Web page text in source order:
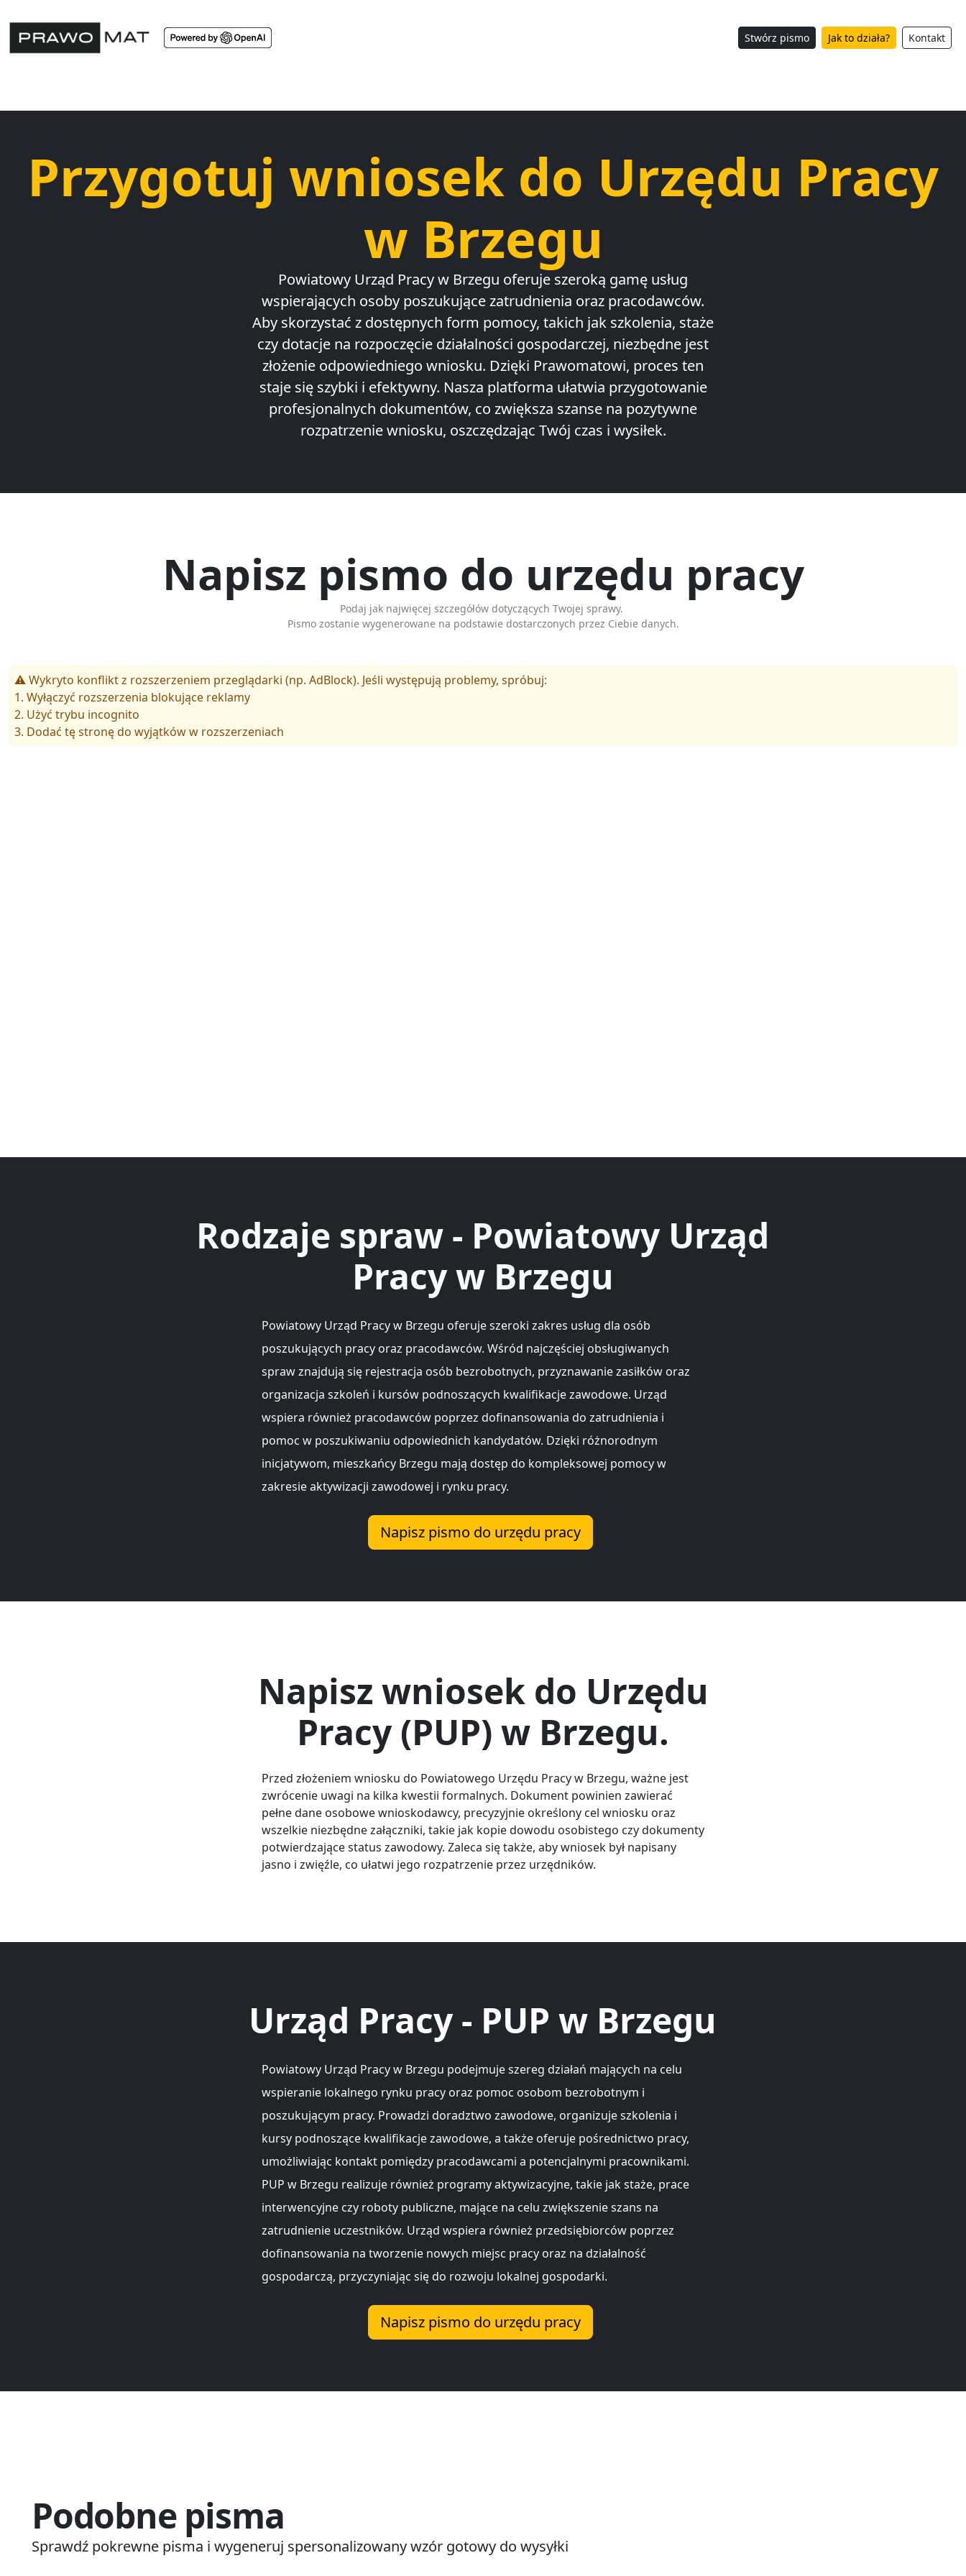
Stwórz pismo Jak to działa? Kontakt
Przygotuj wniosek do Urzędu Pracy
w Brzegu
Powiatowy Urząd Pracy w Brzegu oferuje szeroką gamę usług
wspierających osoby poszukujące zatrudnienia oraz pracodawców.
Aby skorzystać z dostępnych form pomocy, takich jak szkolenia, staże
czy dotacje na rozpoczęcie działalności gospodarczej, niezbędne jest
złożenie odpowiedniego wniosku. Dzięki Prawomatowi, proces ten
staje się szybki i efektywny. Nasza platforma ułatwia przygotowanie
profesjonalnych dokumentów, co zwiększa szanse na pozytywne
rozpatrzenie wniosku, oszczędzając Twój czas i wysiłek.
Napisz pismo do urzędu pracy
Podaj jak najwięcej szczegółów dotyczących Twojej sprawy.
Pismo zostanie wygenerowane na podstawie dostarczonych przez Ciebie danych.
⚠️ Wykryto konflikt z rozszerzeniem przeglądarki (np. AdBlock). Jeśli występują problemy, spróbuj:
1. Wyłączyć rozszerzenia blokujące reklamy
2. Użyć trybu incognito
3. Dodać tę stronę do wyjątków w rozszerzeniach
Rodzaje spraw - Powiatowy Urząd
Pracy w Brzegu
Powiatowy Urząd Pracy w Brzegu oferuje szeroki zakres usług dla osób
poszukujących pracy oraz pracodawców. Wśród najczęściej obsługiwanych
spraw znajdują się rejestracja osób bezrobotnych, przyznawanie zasiłków oraz
organizacja szkoleń i kursów podnoszących kwalifikacje zawodowe. Urząd
wspiera również pracodawców poprzez dofinansowania do zatrudnienia i
pomoc w poszukiwaniu odpowiednich kandydatów. Dzięki różnorodnym
inicjatywom, mieszkańcy Brzegu mają dostęp do kompleksowej pomocy w
zakresie aktywizacji zawodowej i rynku pracy.
Napisz pismo do urzędu pracy
Napisz wniosek do Urzędu
Pracy (PUP) w Brzegu.
Przed złożeniem wniosku do Powiatowego Urzędu Pracy w Brzegu, ważne jest
zwrócenie uwagi na kilka kwestii formalnych. Dokument powinien zawierać
pełne dane osobowe wnioskodawcy, precyzyjnie określony cel wniosku oraz
wszelkie niezbędne załączniki, takie jak kopie dowodu osobistego czy dokumenty
potwierdzające status zawodowy. Zaleca się także, aby wniosek był napisany
jasno i zwięźle, co ułatwi jego rozpatrzenie przez urzędników.
Urząd Pracy - PUP w Brzegu
Powiatowy Urząd Pracy w Brzegu podejmuje szereg działań mających na celu
wspieranie lokalnego rynku pracy oraz pomoc osobom bezrobotnym i
poszukującym pracy. Prowadzi doradztwo zawodowe, organizuje szkolenia i
kursy podnoszące kwalifikacje zawodowe, a także oferuje pośrednictwo pracy,
umożliwiając kontakt pomiędzy pracodawcami a potencjalnymi pracownikami.
PUP w Brzegu realizuje również programy aktywizacyjne, takie jak staże, prace
interwencyjne czy roboty publiczne, mające na celu zwiększenie szans na
zatrudnienie uczestników. Urząd wspiera również przedsiębiorców poprzez
dofinansowania na tworzenie nowych miejsc pracy oraz na działalność
gospodarczą, przyczyniając się do rozwoju lokalnej gospodarki.
Napisz pismo do urzędu pracy
Podobne pisma
Sprawdź pokrewne pisma i wygeneruj spersonalizowany wzór gotowy do wysyłki